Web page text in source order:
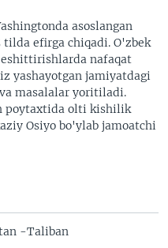
asoslangan
efirga chiqadi. O'zbek
nafaqat
yashayotgan jamiyatdagi
masalalar yoritiladi.
poytaxtida olti kishilik
Osiyo bo'ylab jamoatchi
-Taliban